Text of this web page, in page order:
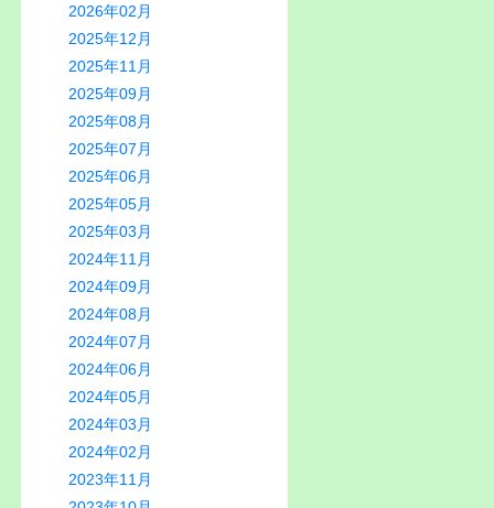
2026年02月
2025年12月
2025年11月
2025年09月
2025年08月
2025年07月
2025年06月
2025年05月
2025年03月
2024年11月
2024年09月
2024年08月
2024年07月
2024年06月
2024年05月
2024年03月
2024年02月
2023年11月